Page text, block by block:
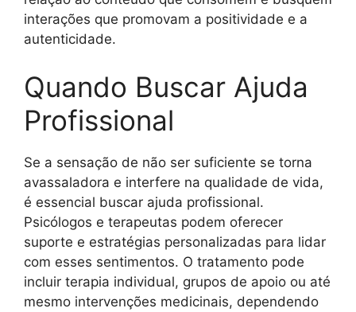
interações que promovam a positividade e a
autenticidade.
Quando Buscar Ajuda
Profissional
Se a sensação de não ser suficiente se torna
avassaladora e interfere na qualidade de vida,
é essencial buscar ajuda profissional.
Psicólogos e terapeutas podem oferecer
suporte e estratégias personalizadas para lidar
com esses sentimentos. O tratamento pode
incluir terapia individual, grupos de apoio ou até
mesmo intervenções medicinais, dependendo